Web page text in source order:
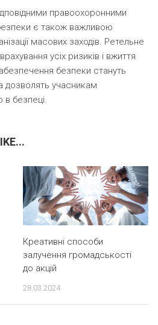
правоохоронними
є також важливою
масових заходів. Ретельне
усіх ризиків і вжиття
безпеки стануть
дозволять учасникам
в безпеці.
Креативні способи
залучення громадськості
до акцій
28.03.2024